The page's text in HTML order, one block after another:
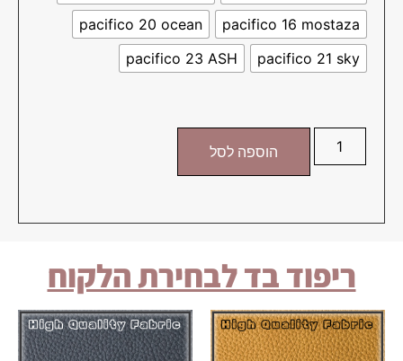
pacifico 16 mostaza
pacifico 20 ocean
pacifico 21 sky
pacifico 23 ASH
הוספה לסל
ריפוד בד לבחירת הלקוח